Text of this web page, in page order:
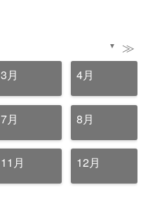
▼ ≫
3月 4月
7月 8月
11月 12月